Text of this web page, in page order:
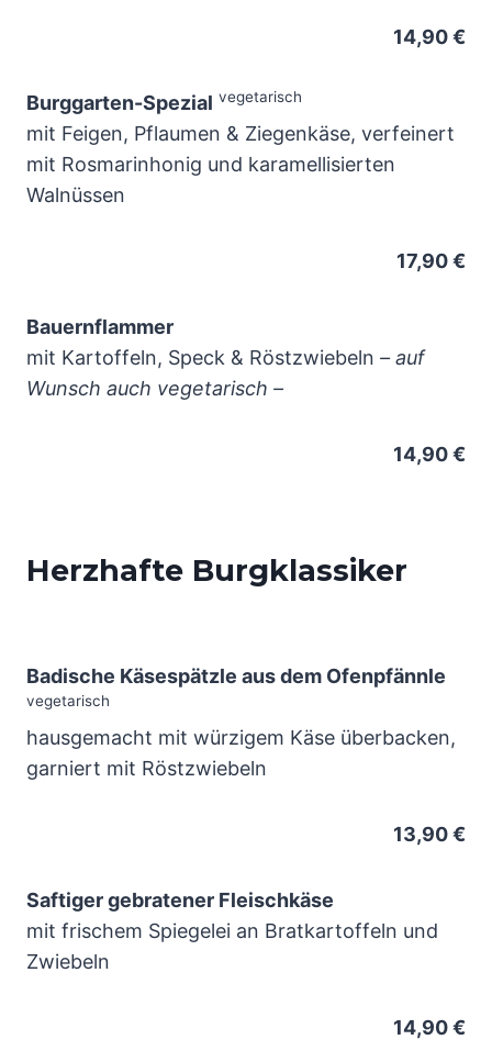
14,90 €
Burggarten-Spezial vegetarisch
mit Feigen, Pflaumen & Ziegenkäse, verfeinert
mit Rosmarinhonig und karamellisierten
Walnüssen
17,90 €
Bauernflammer
mit Kartoffeln, Speck & Röstzwiebeln – auf
Wunsch auch vegetarisch –
14,90 €
Herzhafte Burgklassiker
Badische Käsespätzle aus dem Ofenpfännle
vegetarisch
hausgemacht mit würzigem Käse überbacken,
garniert mit Röstzwiebeln
13,90 €
Saftiger gebratener Fleischkäse
mit frischem Spiegelei an Bratkartoffeln und
Zwiebeln
14,90 €